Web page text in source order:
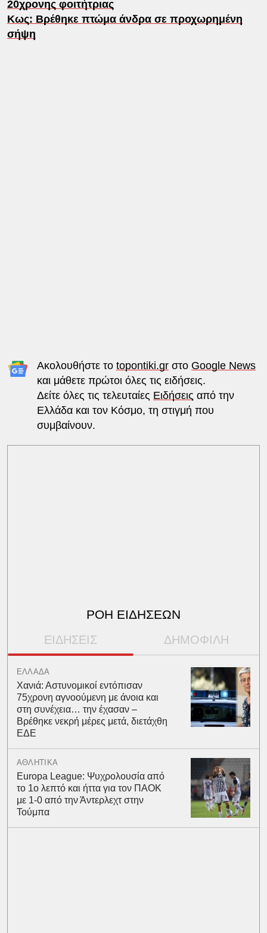
20χρονης φοιτήτριας
Κως: Βρέθηκε πτώμα άνδρα σε προχωρημένη
σήψη
Ακολουθήστε το topontiki.grστο Google News
και μάθετε πρώτοι όλες τις ειδήσεις.
Δείτε όλες τις τελευταίες Ειδήσεις από την
Ελλάδα και τον Κόσμο, τη στιγμή που
συμβαίνουν.
ΡΟΗ ΕΙΔΗΣΕΩΝ
ΕΙΔΗΣΕΙΣ ΔΗΜΟΦΙΛΗ
ΕΛΛΑΔΑ
Χανιά: Αστυνομικοί εντόπισαν
75χρονη αγνοούμενη με άνοια και
στη συνέχεια… την έχασαν –
Βρέθηκε νεκρή μέρες μετά, διετάχθη
ΕΔΕ
ΑΘΛΗΤΙΚΑ
Europa League: Ψυχρολουσία από
το 1ο λεπτό και ήττα για τον ΠΑΟΚ
με 1-0 από την Άντερλεχτ στην
Τούμπα